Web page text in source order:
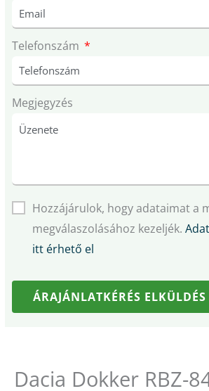
Telefonszám
Megjegyzés
Hozzájárulok, hogy adataimat a
megválaszolásához kezeljék.
itt érhető el
ÁRAJÁNLATKÉRÉS ELKÜLDÉS
Dacia Dokker RBZ-